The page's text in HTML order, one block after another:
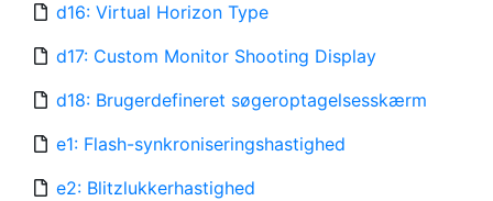
d16: Virtual Horizon Type
d17: Custom Monitor Shooting Display
d18: Brugerdefineret søgeroptagelsesskærm
e1: Flash-synkroniseringshastighed
e2: Blitzlukkerhastighed